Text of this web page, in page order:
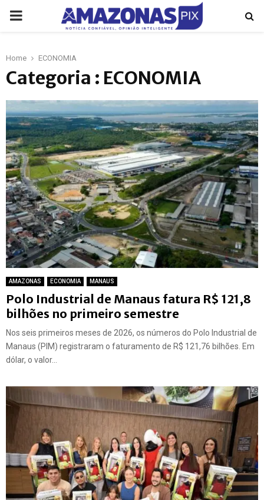
PRIMARY
Home ECONOMIA
Categoria : ECONOMIA
AMAZONAS ECONOMIA MANAUS
Polo Industrial de Manaus fatura R$ 121,8
bilhões no primeiro semestre
Nos seis primeiros meses de 2026, os números do Polo Industrial de
Manaus (PIM) registraram o faturamento de R$ 121,76 bilhões. Em
dólar, o valor...